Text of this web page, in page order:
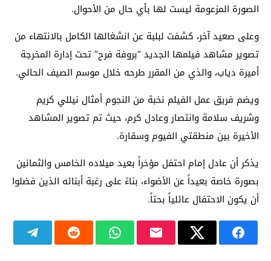
الصورة المزعومة ليست لها بأي حال من الأحوال.
وعلى صعيد آخر، كشفت لبلبة عن انشغالها الكامل بالانتهاء من
تصوير مشاهد فيلمها الجديد “بروفة فرح” تحت إدارة المخرجة
أميرة دياب، والذي من المقرر طرحه خلال موسم الصيف الحالي.
ويضم فريق عمل الفيلم نخبة من النجوم أمثال نيللي كريم
وشريف سلامة وانتصار وعادل كرم، حيث تم تصوير المشاهد
الأخيرة بين منطقتي الفيوم وسقارة.
يذكر أن عادل إمام احتفل مؤخراً بعيد ميلاده الخامس والثمانين
بصورة خاصة بعيداً عن الأضواء، بناءً على رغبة أبنائه الذين فضلوا
أن يكون الاحتفال عائلياً بحتاً.